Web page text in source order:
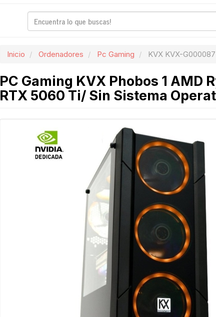
Inicio Ordenadores Pc Gaming KVX KVX-G000087
PC Gaming KVX Phobos 1 AMD
RTX 5060 Ti/ Sin Sistema